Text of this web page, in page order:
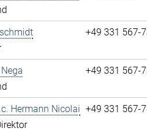
+49 331 567-
+49 331 567-
Hermann Nicolai +49 331 567-